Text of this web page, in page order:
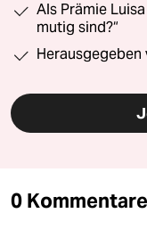
Als Prämie
mutig sind?“
Herausgegeben
0 Kommentare